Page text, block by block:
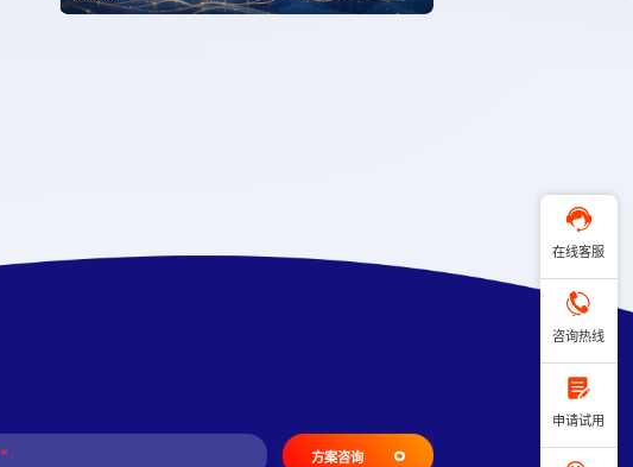
* 方案咨询
在线客服
咨询热线
申请试用